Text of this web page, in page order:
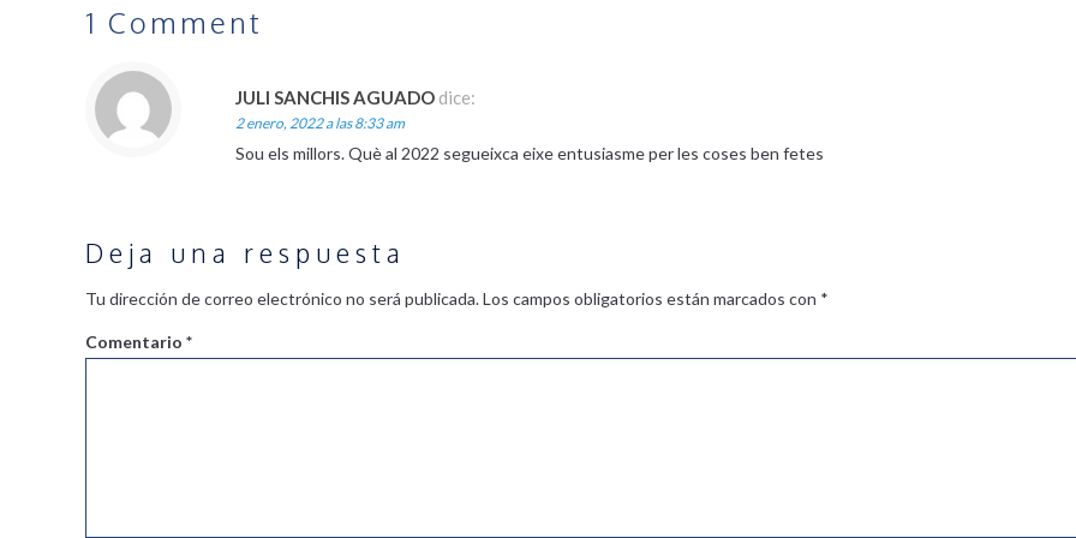
1 Comment
JULI SANCHIS AGUADO dice:
2 enero, 2022 a las 8:33 am
Sou els millors. Què al 2022 segueixca eixe entusiasme per les coses ben fetes
Deja una respuesta
Tu dirección de correo electrónico no será publicada.Los campos obligatorios están marcados con *
Comentario*